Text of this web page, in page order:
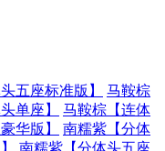
五座标准版】
马鞍棕
单座】
马鞍棕【连体
华版】
南糯紫【分体